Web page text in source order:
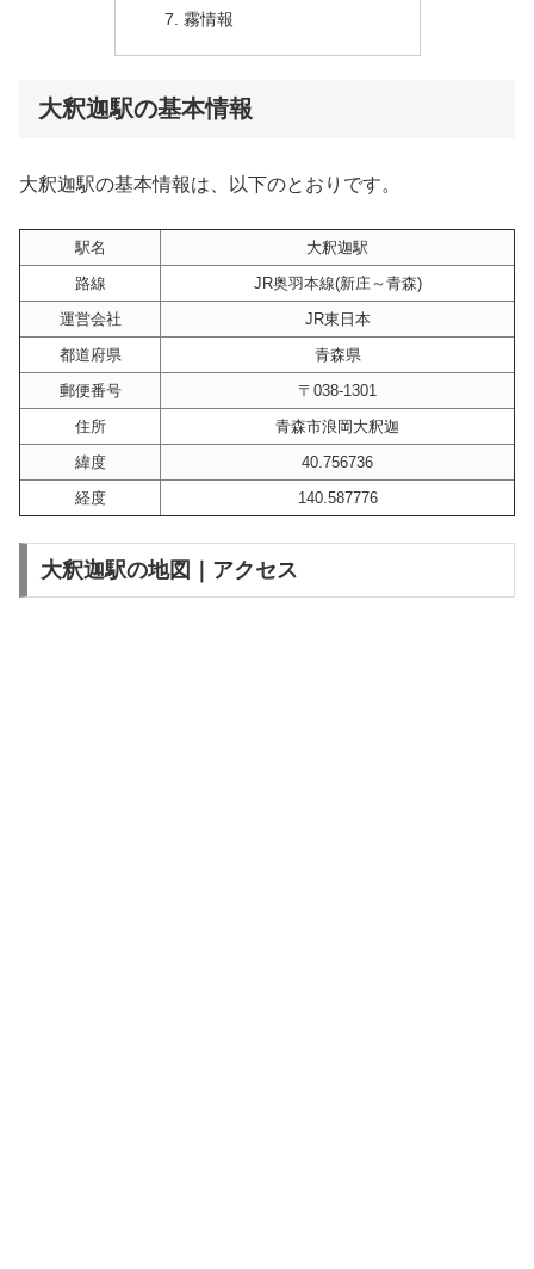
霧情報
大釈迦駅の基本情報
大釈迦駅の基本情報は、以下のとおりです。
駅名
大釈迦駅
路線
JR奥羽本線(新庄～青森)
運営会社
JR東日本
都道府県
青森県
郵便番号
〒038-1301
住所
青森市浪岡大釈迦
緯度
40.756736
経度
140.587776
大釈迦駅の地図｜アクセス